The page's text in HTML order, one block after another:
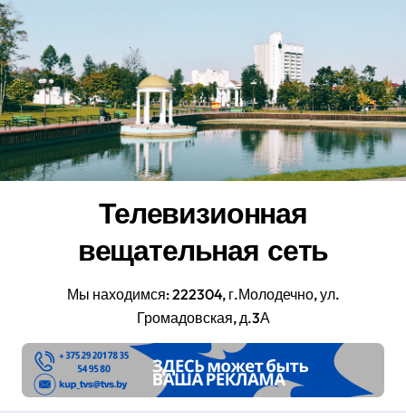
Перейти
к
содержанию
Телевизионная
вещательная сеть
Мы находимся: 222304, г.Молодечно, ул.
Громадовская, д.3А